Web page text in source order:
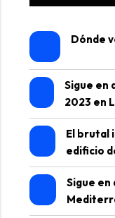
Dónde
Sigue en
2023 en
El brutal
edificio
Sigue